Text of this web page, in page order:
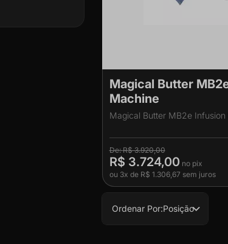
Magical Butter
Machine
Magical Butter MB2e
R$ 3.920,00
R$ 3.724,00
ou 3x de R$ 1.306,67 sem juros
Ordenar Por:Posição